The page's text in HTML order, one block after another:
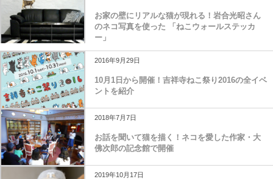
お家の壁にリアルな猫が現れる！岩合光昭さん
のネコ写真を使った 「ねこウォールステッカ
ー」
2016年9月29日
10月1日から開催！吉祥寺ねこ祭り2016の全イベ
ントを紹介
2018年7月7日
お話を聞いて猫を描く！ネコを愛した作家・大
佛次郎の記念館で開催
2019年10月17日